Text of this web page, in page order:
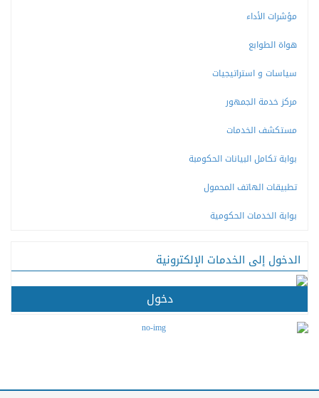
مؤشرات الأداء
هواة الطوابع
سياسات و استراتيجيات
مركز خدمة الجمهور
مستكشف الخدمات
بوابة تكامل البيانات الحكومبة
تطبيقات الهاتف المحمول
بوابة الخدمات الحكومية
الدخول إلى الخدمات الإلكترونية
دخول